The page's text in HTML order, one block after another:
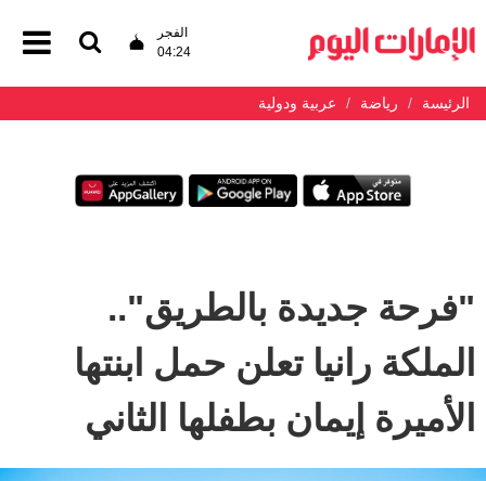
الفجر
04:24
الرئيسة رياضة عربية ودولية
"فرحة جديدة بالطريق"..
الملكة رانيا تعلن حمل ابنتها
الأميرة إيمان بطفلها الثاني